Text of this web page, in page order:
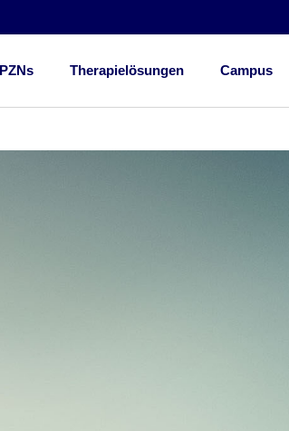
PZNs Therapielösungen Campus